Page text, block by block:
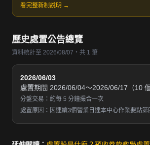
看完整新制說明 →
歷史處置公告總覽
資料統計至 2026/08/07・共 1 筆
2026/06/03
處置期間 2026/06/04～2026/06/17（10 個
分盤交易：約每 5 分鐘撮合一次
處置原因：因連續3個營業日達本中心作業要點